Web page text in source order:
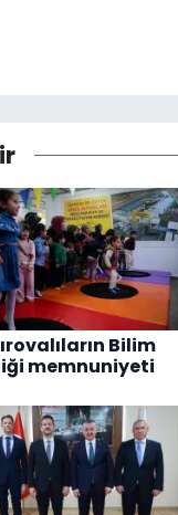
Bilim
memnuniyeti